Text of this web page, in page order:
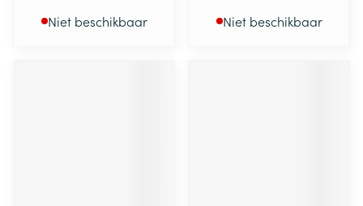
Niet beschikbaar Niet beschikbaar